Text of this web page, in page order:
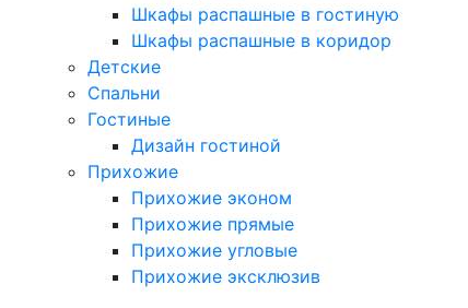
Шкафы распашные в гостиную
Шкафы распашные в коридор
Детские
Спальни
Гостиные
Дизайн гостиной
Прихожие
Прихожие эконом
Прихожие прямые
Прихожие угловые
Прихожие эксклюзив